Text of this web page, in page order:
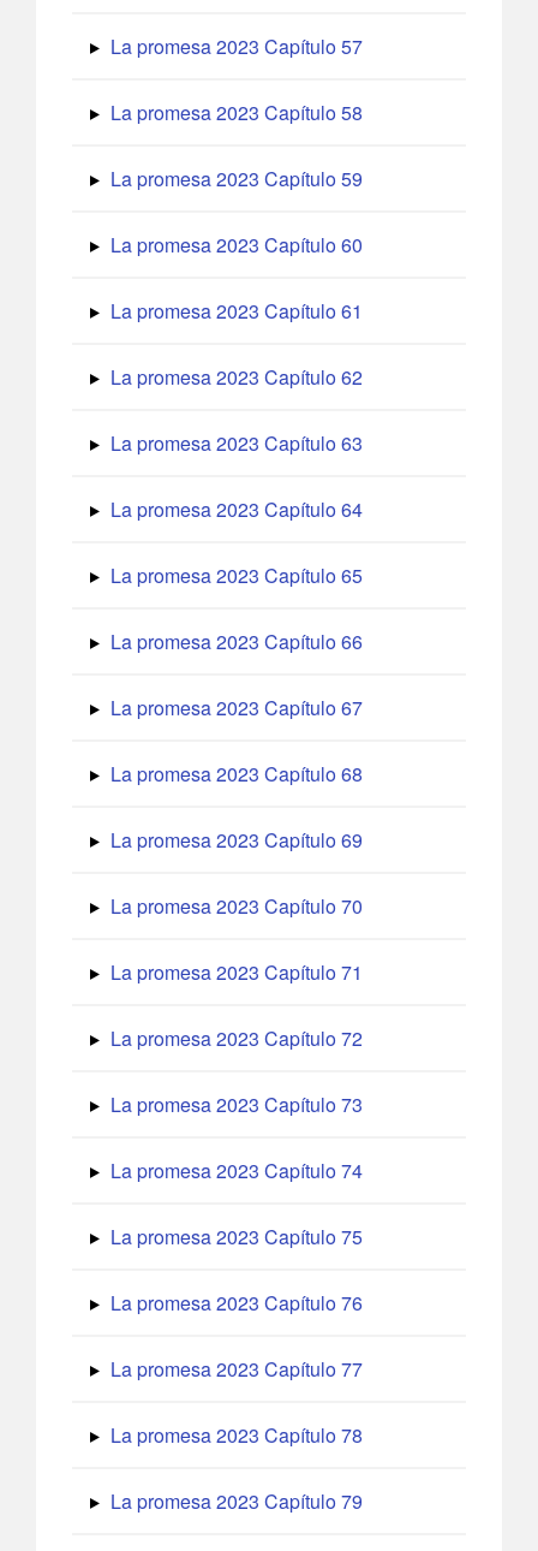
La promesa 2023 Capítulo 57
La promesa 2023 Capítulo 58
La promesa 2023 Capítulo 59
La promesa 2023 Capítulo 60
La promesa 2023 Capítulo 61
La promesa 2023 Capítulo 62
La promesa 2023 Capítulo 63
La promesa 2023 Capítulo 64
La promesa 2023 Capítulo 65
La promesa 2023 Capítulo 66
La promesa 2023 Capítulo 67
La promesa 2023 Capítulo 68
La promesa 2023 Capítulo 69
La promesa 2023 Capítulo 70
La promesa 2023 Capítulo 71
La promesa 2023 Capítulo 72
La promesa 2023 Capítulo 73
La promesa 2023 Capítulo 74
La promesa 2023 Capítulo 75
La promesa 2023 Capítulo 76
La promesa 2023 Capítulo 77
La promesa 2023 Capítulo 78
La promesa 2023 Capítulo 79